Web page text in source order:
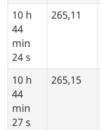
10 h
44
min
24 s
265,11
10 h
44
min
27 s
265,15